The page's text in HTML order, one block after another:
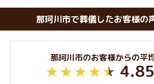
那珂川市で葬儀したお客様の
那珂川市のお客様からの平
4.85